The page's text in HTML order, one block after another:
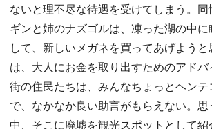
ないと理不尽な待遇を受けてしまう。
ギンと姉のナズゴルは、凍った湖の中
して、新しいメガネを買ってあげよう
は、大人にお金を取り出すためのアドバ
街の住民たちは、みんなちょっとヘンテ
で、なかなか良い助言がもらえない。
中、そこに廃墟を観光スポットとして